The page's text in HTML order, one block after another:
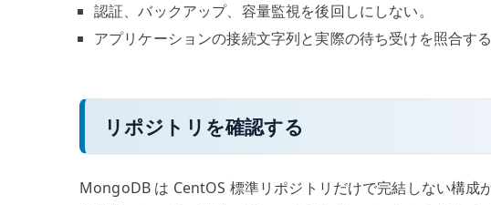
認証、バックアップ、容量監視を後回しにしない。
アプリケーションの接続文字列と実際の待ち受けを照合する
リポジトリを確認する
MongoDB は CentOS 標準リポジトリだけで完結しない構成